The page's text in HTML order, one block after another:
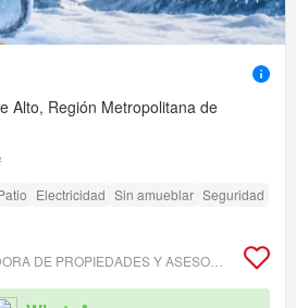
Alto, Región Metropolitana de
Electricidad Sin amueblar Seguridad